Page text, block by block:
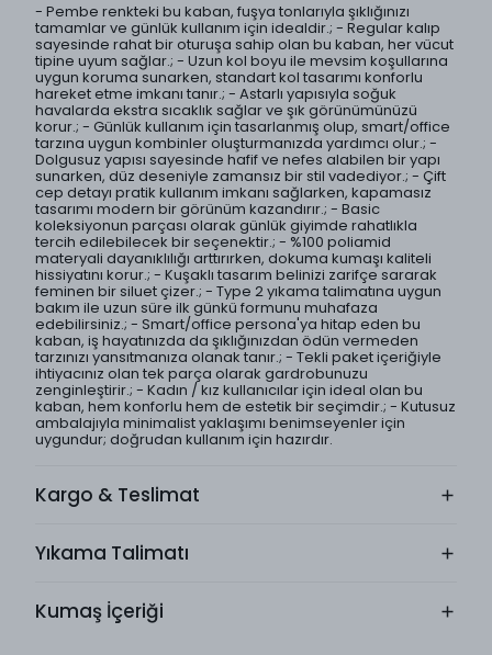
- Pembe renkteki bu kaban, fuşya tonlarıyla şıklığınızı
tamamlar ve günlük kullanım için idealdir.; - Regular kalıp
sayesinde rahat bir oturuşa sahip olan bu kaban, her vücut
tipine uyum sağlar.; - Uzun kol boyu ile mevsim koşullarına
uygun koruma sunarken, standart kol tasarımı konforlu
hareket etme imkanı tanır.; - Astarlı yapısıyla soğuk
havalarda ekstra sıcaklık sağlar ve şık görünümünüzü
korur.; - Günlük kullanım için tasarlanmış olup, smart/office
tarzına uygun kombinler oluşturmanızda yardımcı olur.; -
Dolgusuz yapısı sayesinde hafif ve nefes alabilen bir yapı
sunarken, düz deseniyle zamansız bir stil vadediyor.; - Çift
cep detayı pratik kullanım imkanı sağlarken, kapamasız
tasarımı modern bir görünüm kazandırır.; - Basic
koleksiyonun parçası olarak günlük giyimde rahatlıkla
tercih edilebilecek bir seçenektir.; - %100 poliamid
materyali dayanıklılığı arttırırken, dokuma kumaşı kaliteli
hissiyatını korur.; - Kuşaklı tasarım belinizi zarifçe sararak
feminen bir siluet çizer.; - Type 2 yıkama talimatına uygun
bakım ile uzun süre ilk günkü formunu muhafaza
edebilirsiniz.; - Smart/office persona'ya hitap eden bu
kaban, iş hayatınızda da şıklığınızdan ödün vermeden
tarzınızı yansıtmanıza olanak tanır.; - Tekli paket içeriğiyle
ihtiyacınız olan tek parça olarak gardrobunuzu
zenginleştirir.; - Kadın / kız kullanıcılar için ideal olan bu
kaban, hem konforlu hem de estetik bir seçimdir.; - Kutusuz
ambalajıyla minimalist yaklaşımı benimseyenler için
uygundur; doğrudan kullanım için hazırdır.
Kargo & Teslimat
Yıkama Talimatı
Kumaş İçeriği